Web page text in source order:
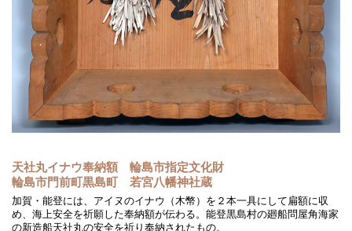
天社丸イナウ奉納額 輪島市指定文化財
輪島市門前町黒島町 若宮八幡神社蔵
加賀・能登には、アイヌのイナウ（木幣）を２本一具にして扁額に収
め、海上安全を祈願した奉納額が伝わる。能登黒島村の廻船問屋角海家
の新造船天社丸の安全を祈り奉納されたもの。